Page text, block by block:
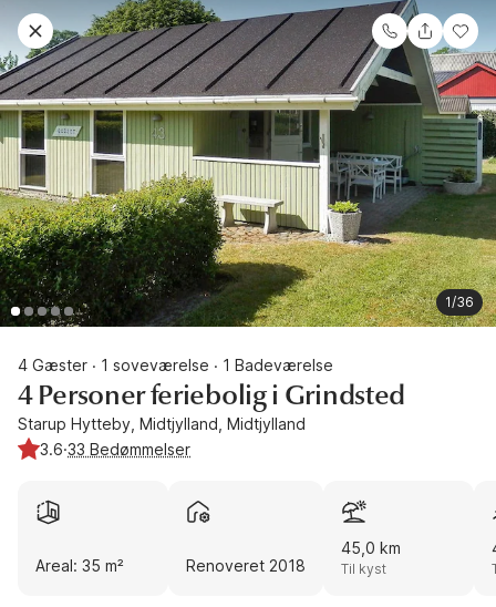
1/36
4 Gæster · 1 soveværelse · 1 Badeværelse
4 Personer feriebolig i Grindsted
Starup Hytteby, Midtjylland, Midtjylland
3.6·33 Bedømmelser
Areal: 35 m² Renoveret 2018
45,0 km
Til kyst